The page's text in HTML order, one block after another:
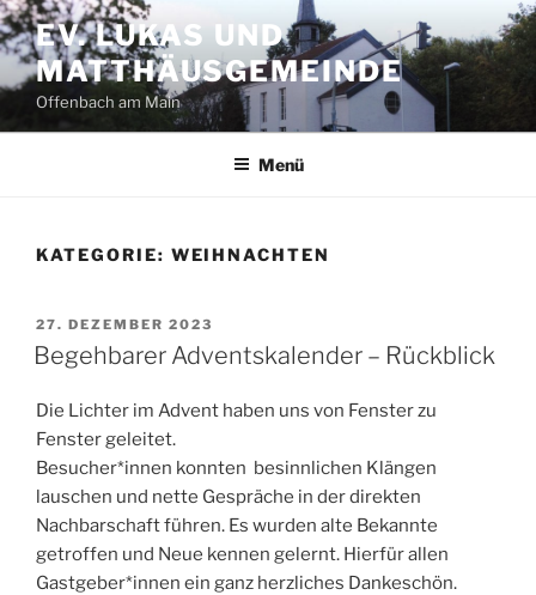
Zum
Inhalt
springen
EV. LUKAS UND
MATTHÄUSGEMEINDE
Offenbach am Main
Menü
KATEGORIE: WEIHNACHTEN
VERÖFFENTLICHT
AM
27. DEZEMBER 2023
Begehbarer Adventskalender – Rückblick
Die Lichter im Advent haben uns von Fenster zu
Fenster geleitet.
Besucher*innen konnten besinnlichen Klängen
lauschen und nette Gespräche in der direkten
Nachbarschaft führen. Es wurden alte Bekannte
getroffen und Neue kennen gelernt. Hierfür allen
Gastgeber*innen ein ganz herzliches Dankeschön.